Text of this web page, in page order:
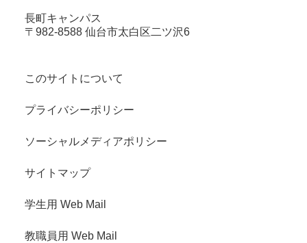
長町キャンパス
〒982-8588 仙台市太白区二ツ沢6
このサイトについて
プライバシーポリシー
ソーシャルメディアポリシー
サイトマップ
学生用 Web Mail
教職員用 Web Mail